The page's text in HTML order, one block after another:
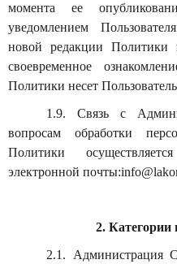
момента ее
уведомлением
новой редакции Политики
своевременное
Политики несет
1.9. Связь с
вопросам обработки
Политики
электронной
2. Категории
2.1. Администрация